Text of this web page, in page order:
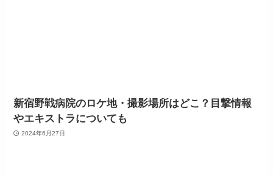
新宿野戦病院のロケ地・撮影場所はどこ？目撃情報
やエキストラについても
2024年6月27日